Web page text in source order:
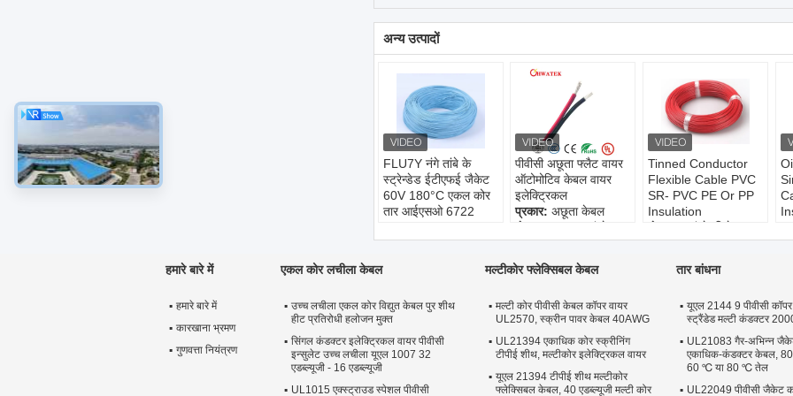
अन्य उत्पादों
FLU7Y नंगे तांबे के
स्ट्रेन्डेड ईटीएफई जैकेट
60V 180°C एकल कोर
तार आईएसओ 6722
कंडक्टर:नंगे तांबे फंसे
पीवीसी अछूता फ्लैट वायर
ऑटोमोटिव केबल वायर
इलेक्ट्रिकल
प्रकार:अछूता केबल
इन्सुलेशन:पीवीसी
Tinned Conductor
Flexible Cable PVC
SR- PVC PE Or PP
Insulation
नंगे तांबे
UL1581 और CSA
कोर नंबर:मल्टीकोर
आकार:
4AWG -
32AWG
हमारे बारे में
हमारे बारे में
कारखाना भ्रमण
गुणवत्ता नियंत्रण
एकल कोर लचीला केबल
उच्च लचीला एकल कोर विद्युत केबल पुर शीथ
हीट प्रतिरोधी हलोजन मुक्त
सिंगल कंडक्टर इलेक्ट्रिकल वायर पीवीसी
इन्सुलेट उच्च लचीला यूएल 1007 32
एडब्ल्यूजी - 16 एडब्ल्यूजी
UL1015 एक्स्ट्राउड स्पेशल पीवीसी
मल्टीकोर फ्लेक्सिबल केबल
मल्टी कोर पीवीसी केबल कॉपर वायर
UL2570, स्क्रीन पावर केबल 40AWG
UL21394 एकाधिक कोर स्क्रीनिंग
टीपीई शीथ, मल्टीकोर इलेक्ट्रिकल वायर
यूएल 21394 टीपीई शीथ मल्टीकोर
फ्लेक्सिबल केबल, 40 एडब्ल्यूजी मल्टी कोर
तार बांधना
यूएल 2144 9 पीवीसी
स्ट्रैंडेड मल्टी कंडक्टर 2000
UL21083 गैर-अभिन्न
एकाधिक-कंडक्टर केबल, 80
60 ℃ या 80 ℃ तेल
UL22049 पीवीसी जैकेट